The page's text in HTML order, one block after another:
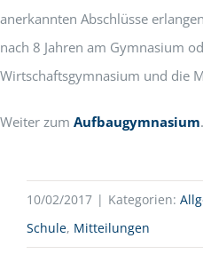
anerkannten Abschlüsse
nach 8 Jahren am Gymnasium
Wirtschaftsgymnasium und die
Weiter zum Aufbaugymnasium
10/02/2017 | Kategorien:
Schule, Mitteilungen